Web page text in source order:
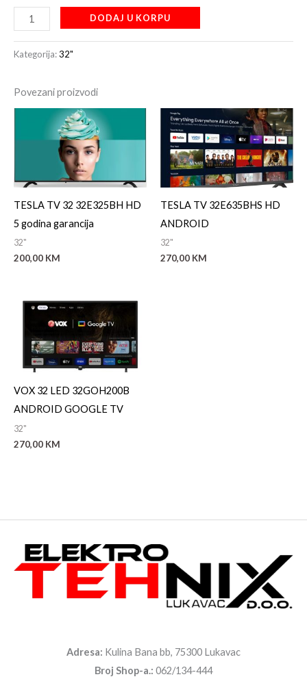
DODAJ U KORPU
Kategorija:32"
Povezani proizvodi
TESLA TV 32 32E325BH HD
5 godina garancija
32"
200,00 KM
TESLA TV 32E635BHS HD
ANDROID
32"
270,00 KM
VOX 32 LED 32GOH200B
ANDROID GOOGLE TV
32"
270,00 KM
Adresa: Kulina Bana bb, 75300 Lukavac
Broj Shop-a.: 062/134-444